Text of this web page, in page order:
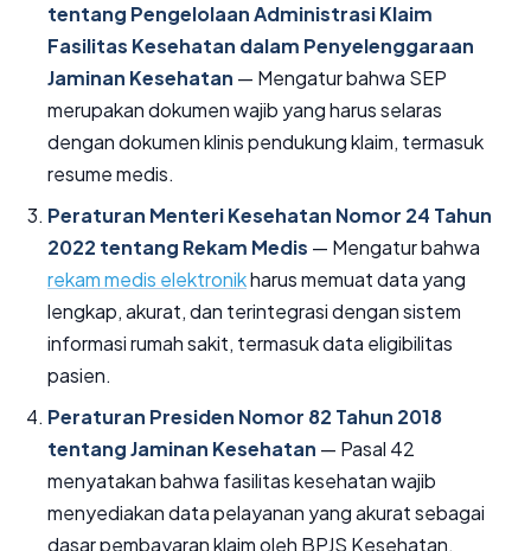
tentang Pengelolaan Administrasi Klaim
Fasilitas Kesehatan dalam Penyelenggaraan
Jaminan Kesehatan — Mengatur bahwa SEP
merupakan dokumen wajib yang harus selaras
dengan dokumen klinis pendukung klaim, termasuk
resume medis.
Peraturan Menteri Kesehatan Nomor 24 Tahun
2022 tentang Rekam Medis — Mengatur bahwa
rekam medis elektronikharus memuat data yang
lengkap, akurat, dan terintegrasi dengan sistem
informasi rumah sakit, termasuk data eligibilitas
pasien.
Peraturan Presiden Nomor 82 Tahun 2018
tentang Jaminan Kesehatan — Pasal 42
menyatakan bahwa fasilitas kesehatan wajib
menyediakan data pelayanan yang akurat sebagai
dasar pembayaran klaim oleh BPJS Kesehatan.